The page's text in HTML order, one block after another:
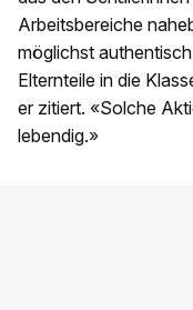
Arbeitsbereiche
möglichst
Elternteile in die
er zitiert. «Solche
lebendig.»